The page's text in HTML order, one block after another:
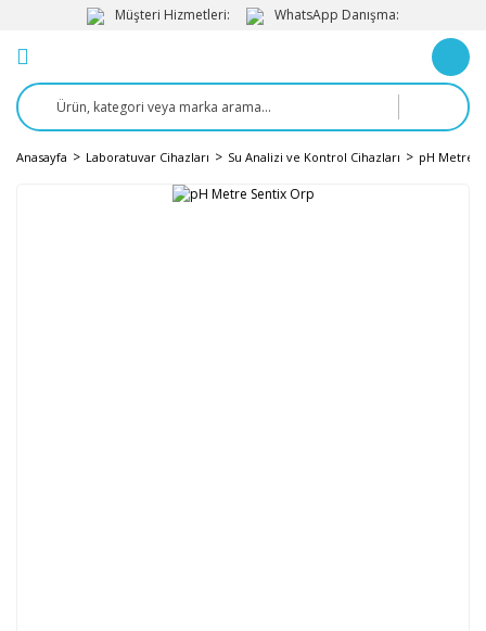
Müşteri Hizmetleri: WhatsApp Danışma:
Anasayfa Laboratuvar Cihazları Su Analizi ve Kontrol Cihazları pH Metre